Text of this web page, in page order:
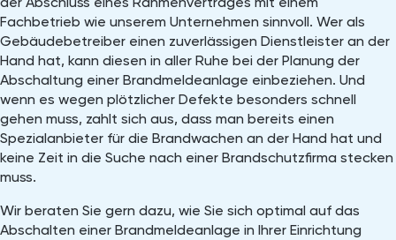
Fachbetrieb wie unserem Unternehmen sinnvoll. Wer als
Gebäudebetreiber einen zuverlässigen Dienstleister an der
Hand hat, kann diesen in aller Ruhe bei der Planung der
Abschaltung einer Brandmeldeanlage einbeziehen. Und
wenn es wegen plötzlicher Defekte besonders schnell
gehen muss, zahlt sich aus, dass man bereits einen
Spezialanbieter für die Brandwachen an der Hand hat und
keine Zeit in die Suche nach einer Brandschutzfirma stecken
muss.
Wir beraten Sie gern dazu, wie Sie sich optimal auf das
Abschalten einer Brandmeldeanlage in Ihrer Einrichtung